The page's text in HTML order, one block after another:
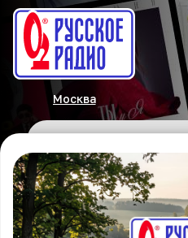
Москва